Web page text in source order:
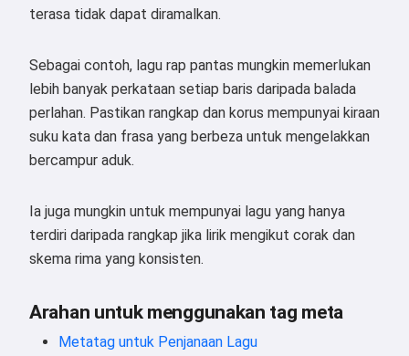
terasa tidak dapat diramalkan.
Sebagai contoh, lagu rap pantas mungkin memerlukan
lebih banyak perkataan setiap baris daripada balada
perlahan. Pastikan rangkap dan korus mempunyai kiraan
suku kata dan frasa yang berbeza untuk mengelakkan
bercampur aduk.
Ia juga mungkin untuk mempunyai lagu yang hanya
terdiri daripada rangkap jika lirik mengikut corak dan
skema rima yang konsisten.
Arahan untuk menggunakan tag meta
Metatag untuk Penjanaan Lagu